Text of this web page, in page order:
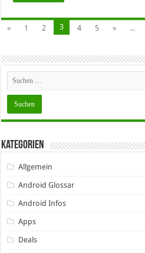
« 1 2 3 4 5 » ...
Kategorien
Allgemein
Android Glossar
Android Infos
Apps
Deals